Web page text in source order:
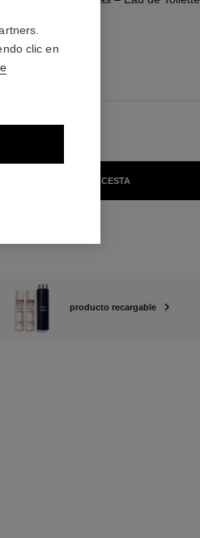
L)
AÑADIR A LA CESTA
producto recargable
clic en